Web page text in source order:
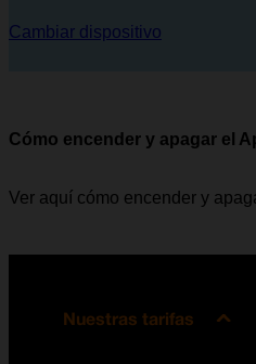
Cambiar dispositivo
Cómo encender y apagar el
Ver aquí cómo encender y
Nuestras tarifas